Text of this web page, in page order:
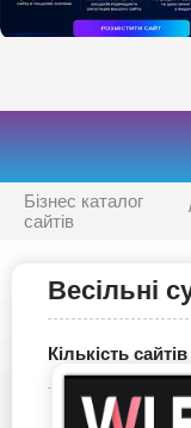
Бізнес каталог
сайтів
Весільні
Кількість